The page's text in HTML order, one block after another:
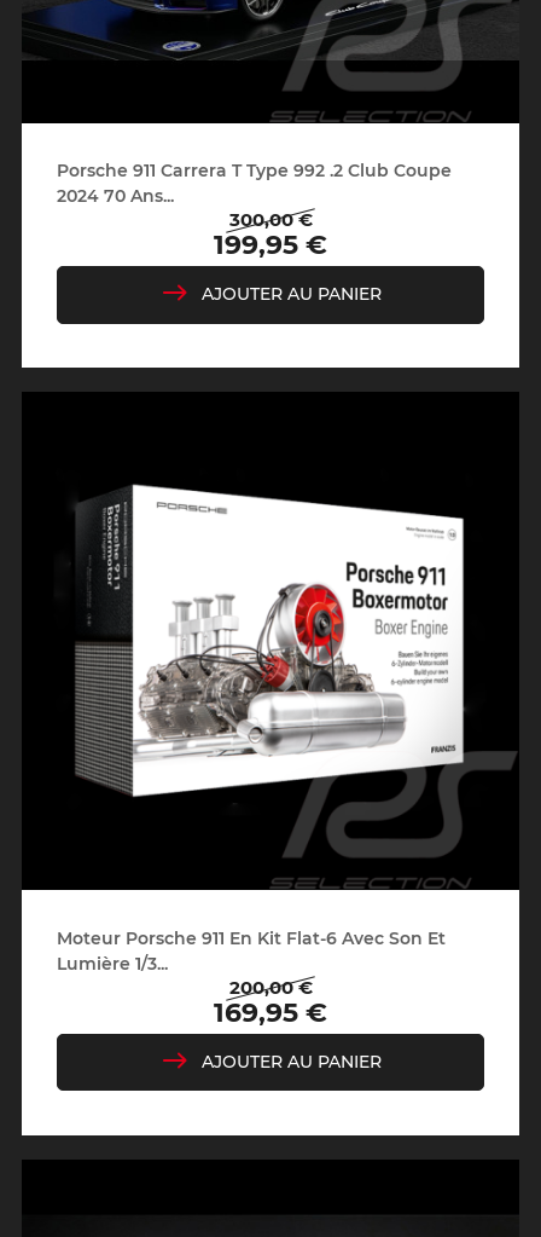
Porsche 911 Carrera T Type 992 .2 Club Coupe
2024 70 Ans...
Prix
de
base
300,00 €
Prix
199,95 €
AJOUTER AU PANIER
Moteur Porsche 911 En Kit Flat-6 Avec Son Et
Lumière 1/3...
Prix
de
base
200,00 €
Prix
169,95 €
AJOUTER AU PANIER